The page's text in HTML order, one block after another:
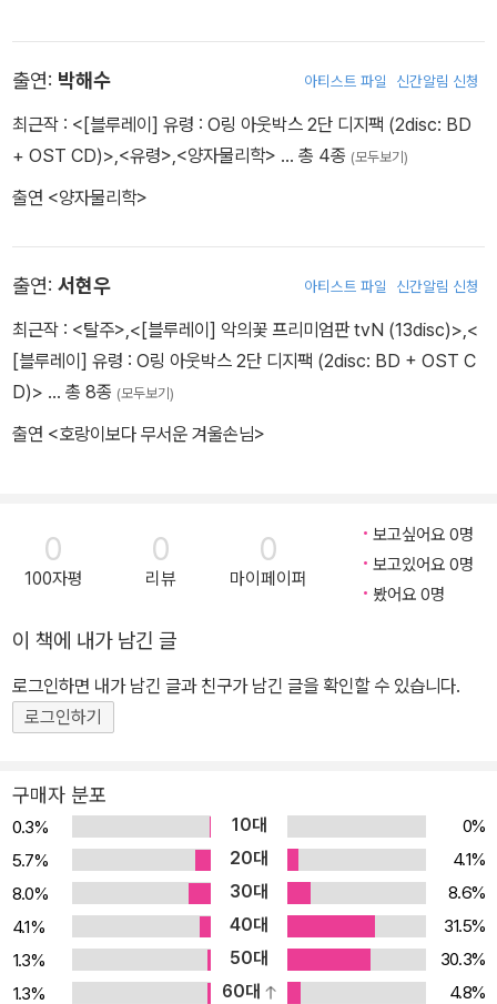
출연: 박해수 아티스트 파일 신간알림 신청
최근작 : <[블루레이] 유령 : O링 아웃박스 2단 디지팩 (2disc: BD
+ OST CD)>,<유령>,<양자물리학> … 총 4종 (모두보기)
출연 <양자물리학>
출연: 서현우 아티스트 파일 신간알림 신청
최근작 : <탈주>,<[블루레이] 악의꽃 프리미엄판 tvN (13disc)>,<
[블루레이] 유령 : O링 아웃박스 2단 디지팩 (2disc: BD + OST C
D)> … 총 8종 (모두보기)
출연 <호랑이보다 무서운 겨울손님>
0
100자평
0
리뷰
0
마이페이퍼
보고싶어요 0명
보고있어요 0명
봤어요 0명
이 책에 내가 남긴 글
로그인하면 내가 남긴 글과 친구가 남긴 글을 확인할 수 있습니다.
로그인하기
구매자 분포
0.3% 10대
0%
5.7%
20대
4.1%
8.0%
30대
8.6%
4.1%
40대
31.5%
1.3%
50대
30.3%
1.3%
60대
4.8%